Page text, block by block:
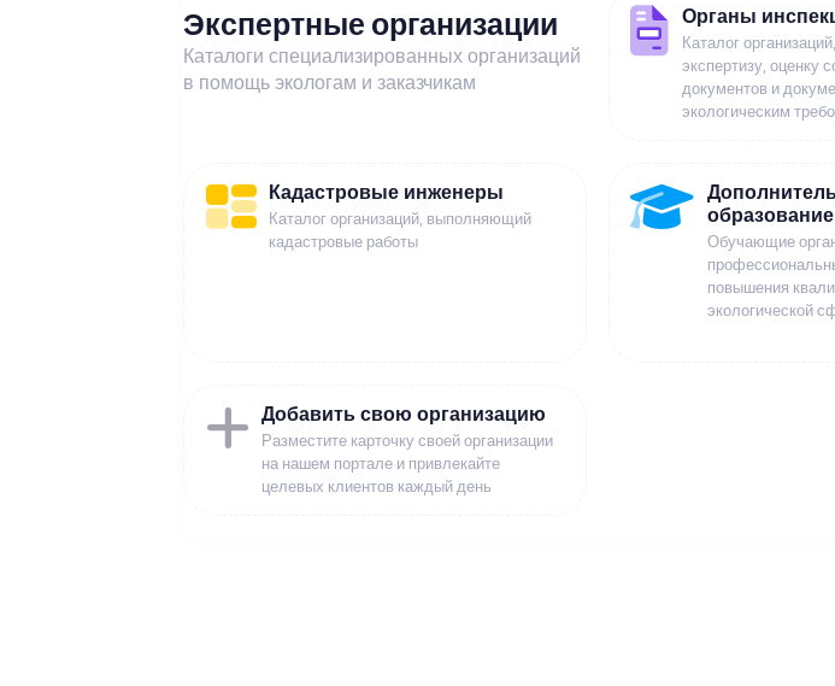
Экспертные организации
Каталоги специализированных организаций
в помощь экологам и заказчикам
Органы
Каталог
экспертизу, оценку
документов и
экологическим
Кадастровые инженеры
Каталог организаций, выполняющий
кадастровые работы
образование
Обучающие
повышения
экологической
Добавить свою организацию
Разместите карточку своей организации
на нашем портале и привлекайте
целевых клиентов каждый день